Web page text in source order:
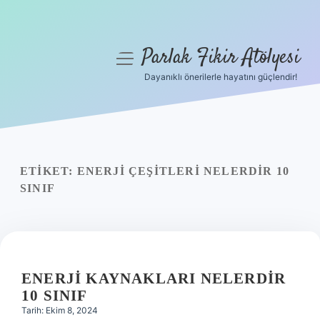
Yasal Uyarı
menüyüParlak Fikir Atölyesi
Dayanıklı önerilerle hayatını güçlendir!
ETIKET: ENERJI ÇEŞITLERI NELERDIR 10
SINIF
ENERJI KAYNAKLARI NELERDIR
10 SINIF
Tarih: Ekim 8, 2024